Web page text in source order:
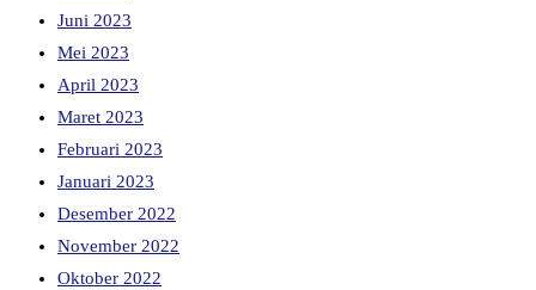
Juni 2023
Mei 2023
April 2023
Maret 2023
Februari 2023
Januari 2023
Desember 2022
November 2022
Oktober 2022